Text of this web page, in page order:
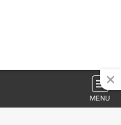
MENU